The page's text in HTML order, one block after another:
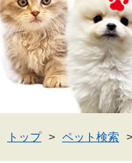
トップ ペット検索